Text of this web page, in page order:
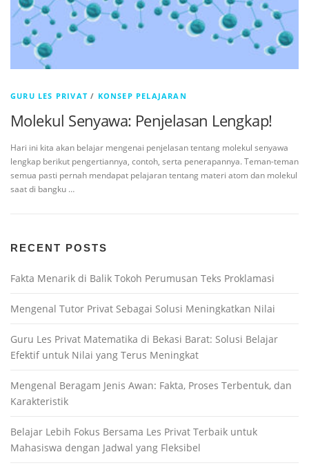
GURU LES PRIVAT / KONSEP PELAJARAN
Molekul Senyawa: Penjelasan Lengkap!
Hari ini kita akan belajar mengenai penjelasan tentang molekul senyawa
lengkap berikut pengertiannya, contoh, serta penerapannya. Teman-teman
semua pasti pernah mendapat pelajaran tentang materi atom dan molekul
saat di bangku …
RECENT POSTS
Fakta Menarik di Balik Tokoh Perumusan Teks Proklamasi
Mengenal Tutor Privat Sebagai Solusi Meningkatkan Nilai
Guru Les Privat Matematika di Bekasi Barat: Solusi Belajar
Efektif untuk Nilai yang Terus Meningkat
Mengenal Beragam Jenis Awan: Fakta, Proses Terbentuk, dan
Karakteristik
Belajar Lebih Fokus Bersama Les Privat Terbaik untuk
Mahasiswa dengan Jadwal yang Fleksibel